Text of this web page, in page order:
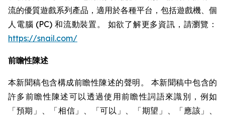
流的優質遊戲系列產品，適用於各種平台，包括遊戲機、個
人電腦 (PC) 和流動裝置。 如欲了解更多資訊，請瀏覽：
https://snail.com/
前瞻性陳述
本新聞稿包含構成前瞻性陳述的聲明。 本新聞稿中包含的
許多前瞻性陳述可以透過使用前瞻性詞語來識別，例如
「預期」、「相信」、「可以」、「期望」、「應該」、